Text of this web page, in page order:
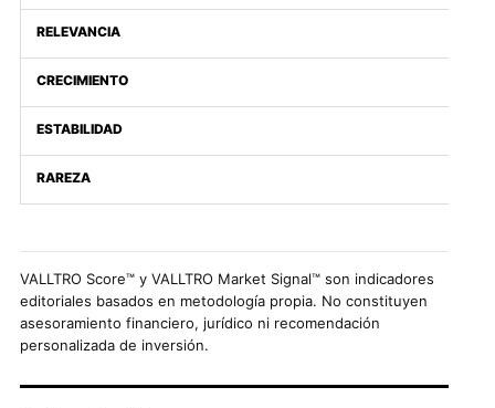
RELEVANCIA
CRECIMIENTO
ESTABILIDAD
RAREZA
VALLTRO Score™ y VALLTRO Market Signal™ son indicadores
editoriales basados en metodología propia. No constituyen
asesoramiento financiero, jurídico ni recomendación
personalizada de inversión.